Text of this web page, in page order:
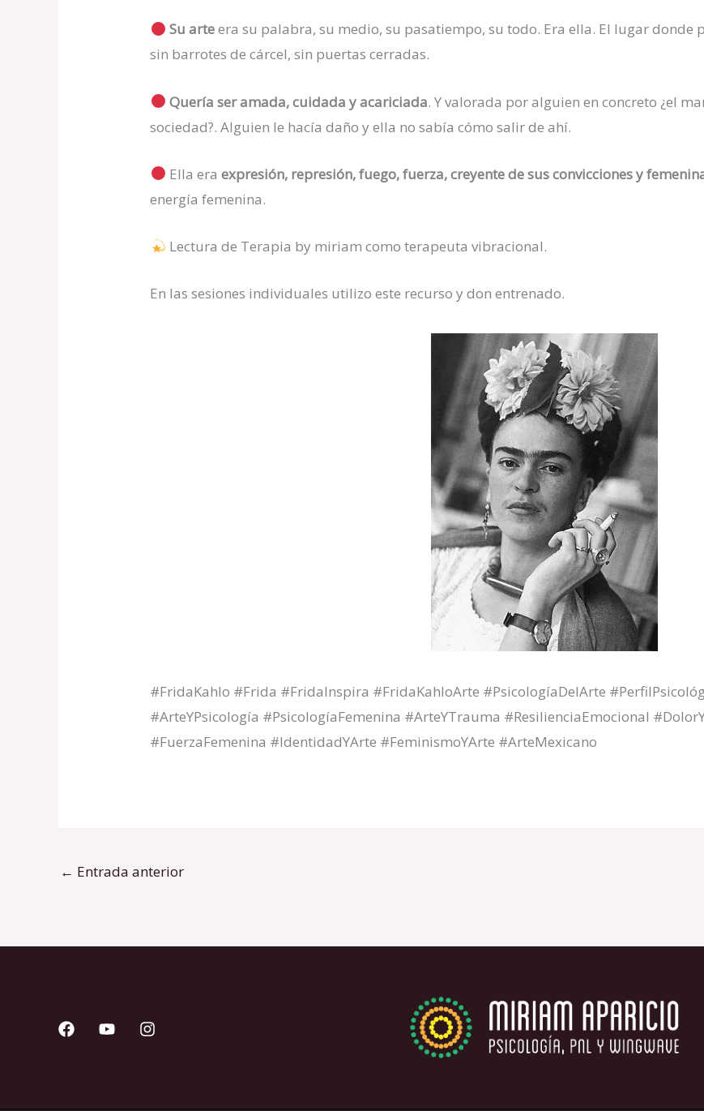
Su arteera su palabra, su medio, su pasatiempo, su todo. Era ella. El lugar donde
sin barrotes de cárcel, sin puertas cerradas.
Quería ser amada, cuidada y acariciada. Y valorada por alguien en concreto ¿el
sociedad?. Alguien le hacía daño y ella no sabía cómo salir de ahí.
Ella era expresión, represión, fuego, fuerza, creyente de sus convicciones y
energía femenina.
Lectura de Terapia by miriam como terapeuta vibracional.
En las sesiones individuales utilizo este recurso y don entrenado.
#FridaKahlo #Frida #FridaInspira #FridaKahloArte #PsicologíaDelArte
#ArteYPsicología #PsicologíaFemenina #ArteYTrauma #ResilienciaEmocional
#FuerzaFemenina #IdentidadYArte #FeminismoYArte #ArteMexicano
← Entrada anterior